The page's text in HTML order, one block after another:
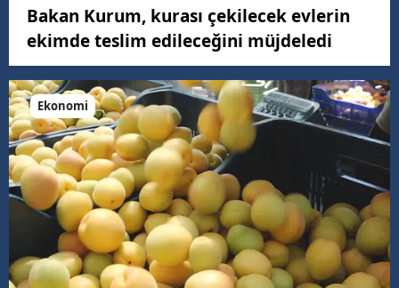
Bakan Kurum, kurası çekilecek evlerin
ekimde teslim edileceğini müjdeledi
Ekonomi